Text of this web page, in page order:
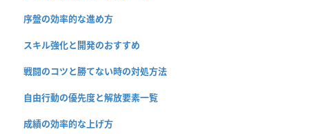
序盤の効率的な進め方
スキル強化と開発のおすすめ
戦闘のコツと勝てない時の対処方法
自由行動の優先度と解放要素一覧
成績の効率的な上げ方